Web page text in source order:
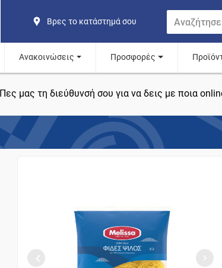
Βρες το κατάστημά σου
Ανακοινώσεις Προσφορές
Πες μας τη διεύθυνσή σου για να δεις με ποια